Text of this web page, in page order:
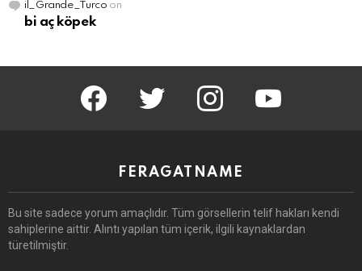
il_Grande_Turco on
bi aç köpek
facebook twitter instagram
FERAGATNAME
Bu site sadece yorum amaçlıdır. Tüm görsellerin telif hakları kendi
sahiplerine aittir. Alıntı yapılan tüm içerik, ilgili kaynaklardan
türetilmiştir.